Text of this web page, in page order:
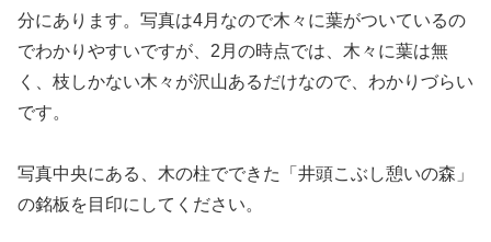
分にあります。写真は4月なので木々に葉がついているの
でわかりやすいですが、2月の時点では、木々に葉は無
く、枝しかない木々が沢山あるだけなので、わかりづらい
です。
写真中央にある、木の柱でできた「井頭こぶし憩いの森」
の銘板を目印にしてください。